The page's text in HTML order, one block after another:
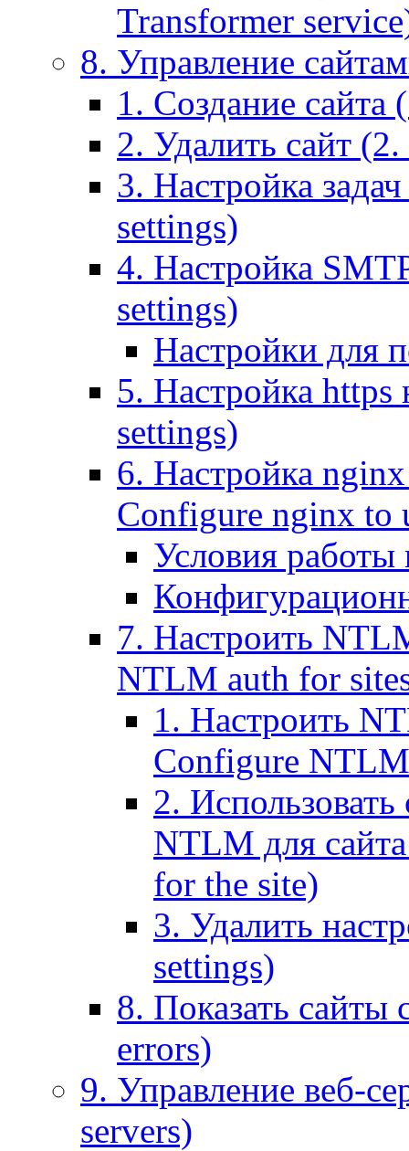
Transformer
8. Управление
1. Создание сайта
2. Удалить сайт
3. Настройка
settings)
4. Настройка
settings)
Настройки для
5. Настройка https
settings)
6. Настройка
Configure nginx to
Условия работы
7. Настроить
NTLM auth for
1. Настроить
Configure
2.
NTLM для
for the site)
3. Удалить
settings)
8. Показать
errors)
9. Управление веб-
servers)